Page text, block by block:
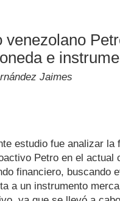
venezolano
e
Jaimes
estudio fue analizar la
Petro en el actual
financiero, buscando
a un instrumento